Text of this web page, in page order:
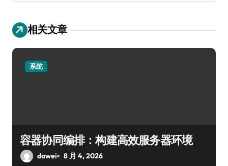
相关文章
系统
容器协同编排：构建高效服务器环境
dawei 8 月 4, 2026